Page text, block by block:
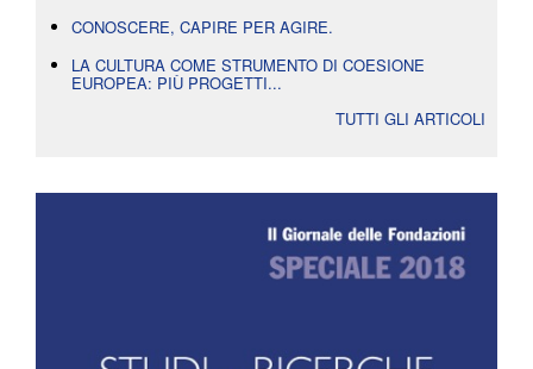
CONOSCERE, CAPIRE PER AGIRE.
LA CULTURA COME STRUMENTO DI COESIONE
EUROPEA: PIÙ PROGETTI...
TUTTI GLI ARTICOLI